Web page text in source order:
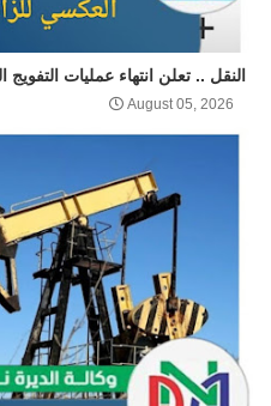
النقل .. تعلن انتهاء عمليات
August 05, 2026